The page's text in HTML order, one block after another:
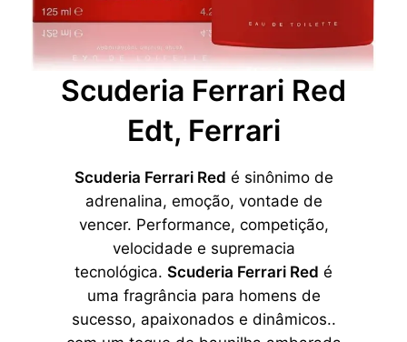
Scuderia Ferrari Red
Edt, Ferrari
Scuderia Ferrari Red é sinônimo de
adrenalina, emoção, vontade de
vencer. Performance, competição,
velocidade e supremacia
tecnológica. Scuderia Ferrari Red é
uma fragrância para homens de
sucesso, apaixonados e dinâmicos..